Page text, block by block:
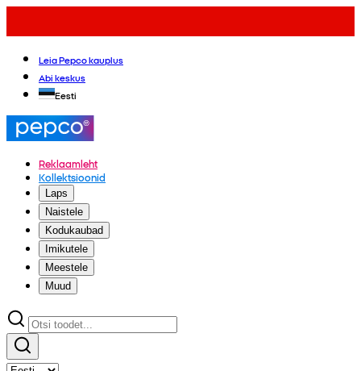
Leia Pepco kauplus
Abi keskus
Eesti
Reklaamleht
Kollektsioonid
Laps
Naistele
Kodukaubad
Imikutele
Meestele
Muud